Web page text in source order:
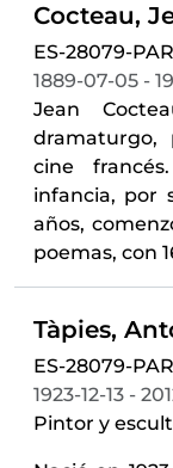
Cocteau,
ES-28079-
1889-07-05 -
Jean
dramaturgo,
cine
infancia, por
años,
poemas, con
Tàpies,
ES-28079-
1923-12-13 -
Pintor y